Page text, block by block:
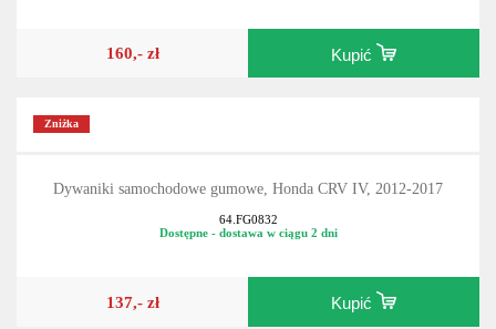
160,- zł Kupić
Zniżka
Dywaniki samochodowe gumowe, Honda CRV IV, 2012-2017
64.FG0832
Dostępne - dostawa w ciągu 2 dni
137,- zł Kupić